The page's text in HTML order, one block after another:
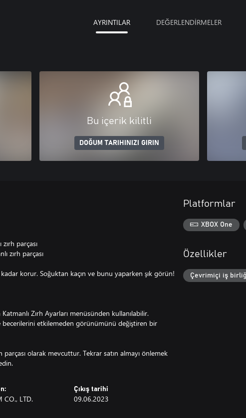
AYRINTILAR DEĞERLENDİRMELER
Bu içerik kilitli
DOĞUM TARIHINIZI GIRIN
parçası
zırh parçası
korur. Soğuktan kaçın ve bunu yaparken şık görün!
Zırh Ayarları menüsünden kullanılabilir.
becerilerini etkilemeden görünümünü değiştiren bir
olarak mevcuttur. Tekrar satın almayı önlemek
CO., LTD.
Çıkış tarihi
09.06.2023
Platformlar
XBOX One
Özellikler
Çevrimiçi iş